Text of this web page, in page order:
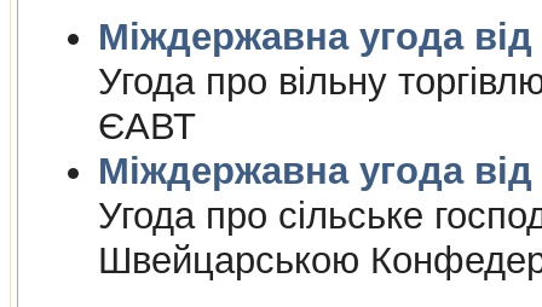
Угода про вiльну
ЄАВТ
Угода про сiльське
Швейцарською